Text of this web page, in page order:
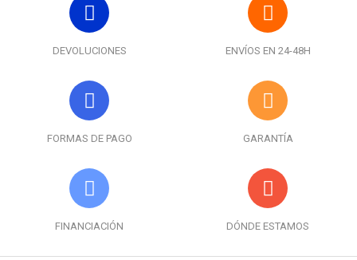
DEVOLUCIONES ENVÍOS EN 24-48H
FORMAS DE PAGO GARANTÍA
FINANCIACIÓN DÓNDE ESTAMOS